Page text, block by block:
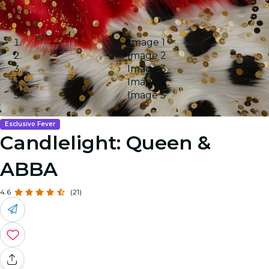
Image 1
Image 2
Image 3
Image 4
Image 5
Esclusivo Fever
Candlelight: Queen &
ABBA
4.6 (21)